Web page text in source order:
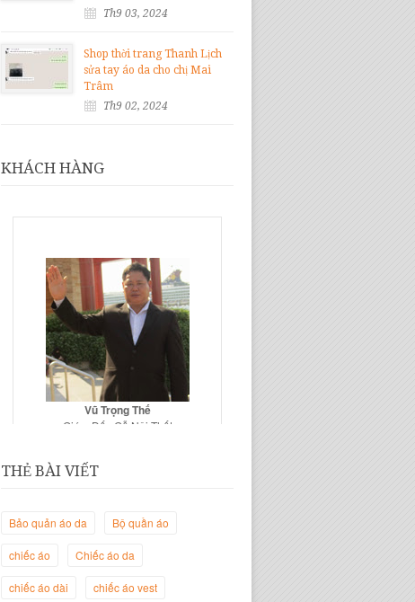
Th9 03, 2024
Shop thời trang Thanh Lịch
sửa tay áo da cho chị Mai
Trâm
Th9 02, 2024
KHÁCH HÀNG
Vũ Trọng Thế
Giám Đốc Gỗ Nội Thất
THẺ BÀI VIẾT
Bảo quản áo da Bộ quần áo
chiếc áo Chiếc áo da
chiếc áo dài chiếc áo vest